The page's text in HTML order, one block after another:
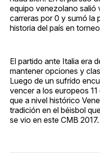
equipo venezolano salió
carreras por 0 y sumó la
historia del país en
El partido ante Italia era
mantener opciones y
Luego de un sufrido
vencer a los europeos
que a nivel histórico
tradición en el béisbol
se vio en este CMB 2017.